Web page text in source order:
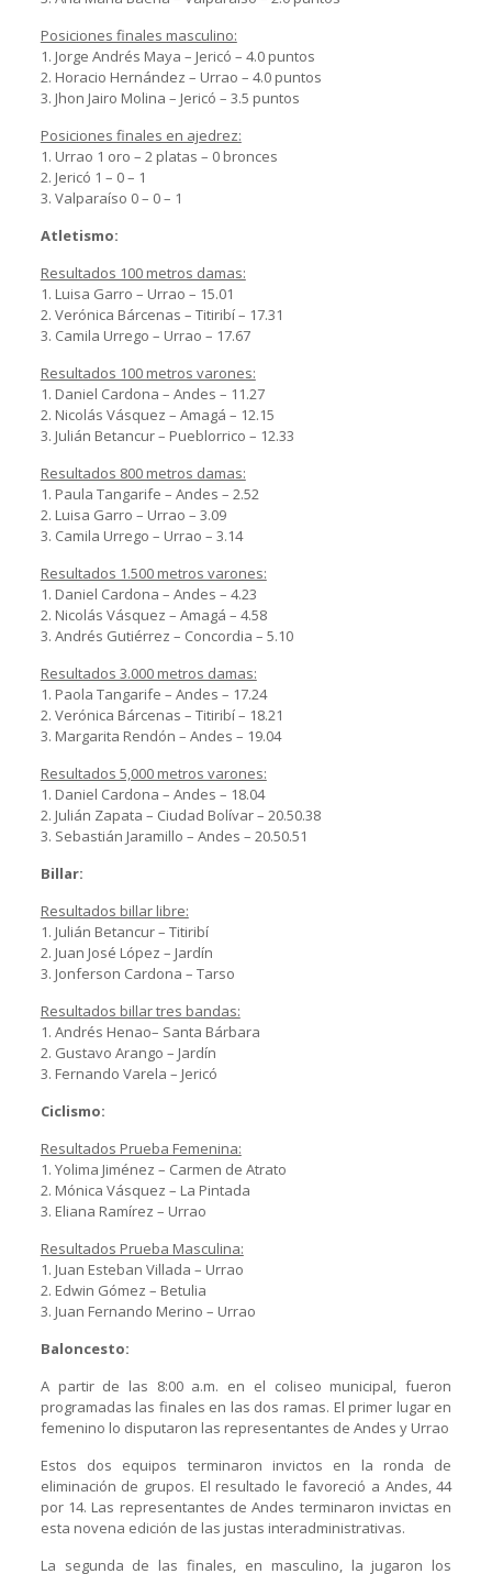
Posiciones finales masculino:
1. Jorge Andrés Maya – Jericó – 4.0 puntos
2. Horacio Hernández – Urrao – 4.0 puntos
3. Jhon Jairo Molina – Jericó – 3.5 puntos
Posiciones finales en ajedrez:
1. Urrao 1 oro – 2 platas – 0 bronces
2. Jericó 1 – 0 – 1
3. Valparaíso 0 – 0 – 1
Atletismo:
Resultados 100 metros damas:
1. Luisa Garro – Urrao – 15.01
2. Verónica Bárcenas – Titiribí – 17.31
3. Camila Urrego – Urrao – 17.67
Resultados 100 metros varones:
1. Daniel Cardona – Andes – 11.27
2. Nicolás Vásquez – Amagá – 12.15
3. Julián Betancur – Pueblorrico – 12.33
Resultados 800 metros damas:
1. Paula Tangarife – Andes – 2.52
2. Luisa Garro – Urrao – 3.09
3. Camila Urrego – Urrao – 3.14
Resultados 1.500 metros varones:
1. Daniel Cardona – Andes – 4.23
2. Nicolás Vásquez – Amagá – 4.58
3. Andrés Gutiérrez – Concordia – 5.10
Resultados 3.000 metros damas:
1. Paola Tangarife – Andes – 17.24
2. Verónica Bárcenas – Titiribí – 18.21
3. Margarita Rendón – Andes – 19.04
Resultados 5,000 metros varones:
1. Daniel Cardona – Andes – 18.04
2. Julián Zapata – Ciudad Bolívar – 20.50.38
3. Sebastián Jaramillo – Andes – 20.50.51
Billar:
Resultados billar libre:
1. Julián Betancur – Titiribí
2. Juan José López – Jardín
3. Jonferson Cardona – Tarso
Resultados billar tres bandas:
1. Andrés Henao– Santa Bárbara
2. Gustavo Arango – Jardín
3. Fernando Varela – Jericó
Ciclismo:
Resultados Prueba Femenina:
1. Yolima Jiménez – Carmen de Atrato
2. Mónica Vásquez – La Pintada
3. Eliana Ramírez – Urrao
Resultados Prueba Masculina:
1. Juan Esteban Villada – Urrao
2. Edwin Gómez – Betulia
3. Juan Fernando Merino – Urrao
Baloncesto:
A partir de las 8:00 a.m. en el coliseo municipal, fueron
programadas las finales en las dos ramas. El primer lugar en
femenino lo disputaron las representantes de Andes y Urrao
Estos dos equipos terminaron invictos en la ronda de
eliminación de grupos. El resultado le favoreció a Andes, 44
por 14. Las representantes de Andes terminaron invictas en
esta novena edición de las justas interadministrativas.
La segunda de las finales, en masculino, la jugaron los